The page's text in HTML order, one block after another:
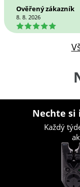
Ověřený zákazník
8. 8. 2026
5
Nechte si
Každý